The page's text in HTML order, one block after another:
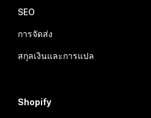
SEO
การจัดส่ง
สกุลเงินและการแปล
Shopify